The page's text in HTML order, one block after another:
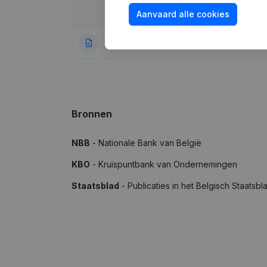
Publicatie
Bronnen
NBB - Nationale Bank van België
KBO - Kruispuntbank van Ondernemingen
Staatsblad - Publicaties in het Belgisch
Aanvaard alle cookies